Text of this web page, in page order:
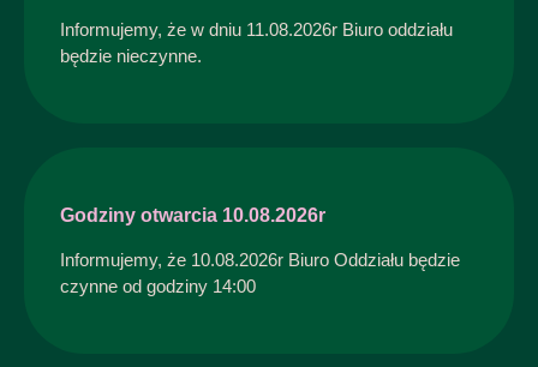
Informujemy, że w dniu 11.08.2026r Biuro oddziału
będzie nieczynne.
Godziny otwarcia 10.08.2026r
Informujemy, że 10.08.2026r Biuro Oddziału będzie
czynne od godziny 14:00